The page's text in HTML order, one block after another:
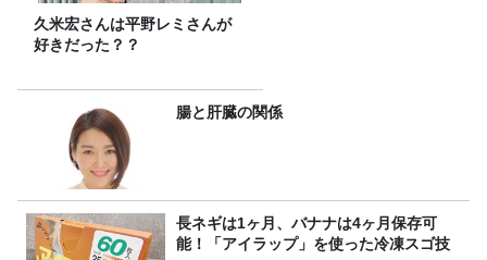
久米宏さんは平野レミさんが
好きだった？？
腸と肝臓の関係
長ネギは1ヶ月、バナナは4ヶ月保存可
能！「アイラップ」を使った冷凍スゴ技